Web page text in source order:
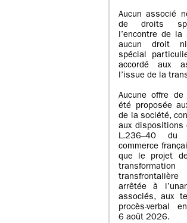
Aucun associé
de droits
l’encontre de la
aucun droit
spécial
accordé aux
l’issue de la
Aucune offre de
été proposée
de la société,
aux dispositions
L.236–40 du
commerce
que le projet
transformation
arrêtée à
associés, aux
procès-verbal
6 août 2026.